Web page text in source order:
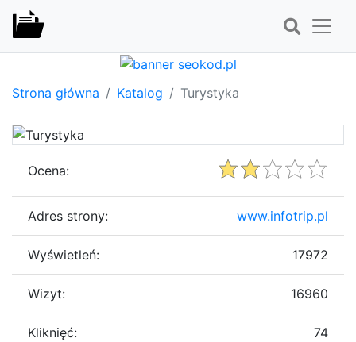
Strona główna Katalog Turystyka
Ocena:
Adres strony: www.infotrip.pl
Wyświetleń: 17972
Wizyt: 16960
Kliknięć: 74